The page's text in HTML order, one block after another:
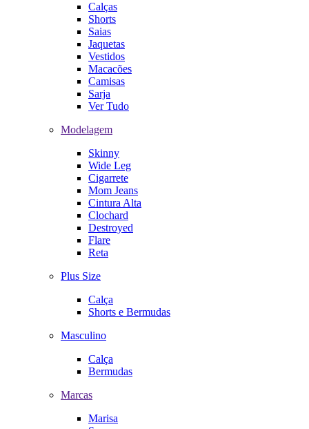
Calças
Shorts
Saias
Jaquetas
Vestidos
Macacões
Camisas
Sarja
Ver Tudo
Modelagem
Skinny
Wide Leg
Cigarrete
Mom Jeans
Cintura Alta
Clochard
Destroyed
Flare
Reta
Plus Size
Calça
Shorts e Bermudas
Masculino
Calça
Bermudas
Marcas
Marisa